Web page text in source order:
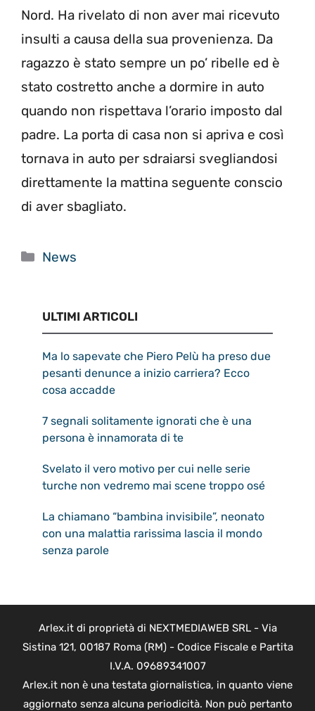
Nord. Ha rivelato di non aver mai ricevuto
insulti a causa della sua provenienza. Da
ragazzo è stato sempre un po’ ribelle ed è
stato costretto anche a dormire in auto
quando non rispettava l’orario imposto dal
padre. La porta di casa non si apriva e così
tornava in auto per sdraiarsi svegliandosi
direttamente la mattina seguente conscio
di aver sbagliato.
Categorie
News
ULTIMI ARTICOLI
Ma lo sapevate che Piero Pelù ha preso due
pesanti denunce a inizio carriera? Ecco
cosa accadde
7 segnali solitamente ignorati che è una
persona è innamorata di te
Svelato il vero motivo per cui nelle serie
turche non vedremo mai scene troppo osé
La chiamano “bambina invisibile”, neonato
con una malattia rarissima lascia il mondo
senza parole
Arlex.it di proprietà di NEXTMEDIAWEB SRL - Via
Sistina 121, 00187 Roma (RM) - Codice Fiscale e Partita
I.V.A. 09689341007
Arlex.it non è una testata giornalistica, in quanto viene
aggiornato senza alcuna periodicità. Non può pertanto